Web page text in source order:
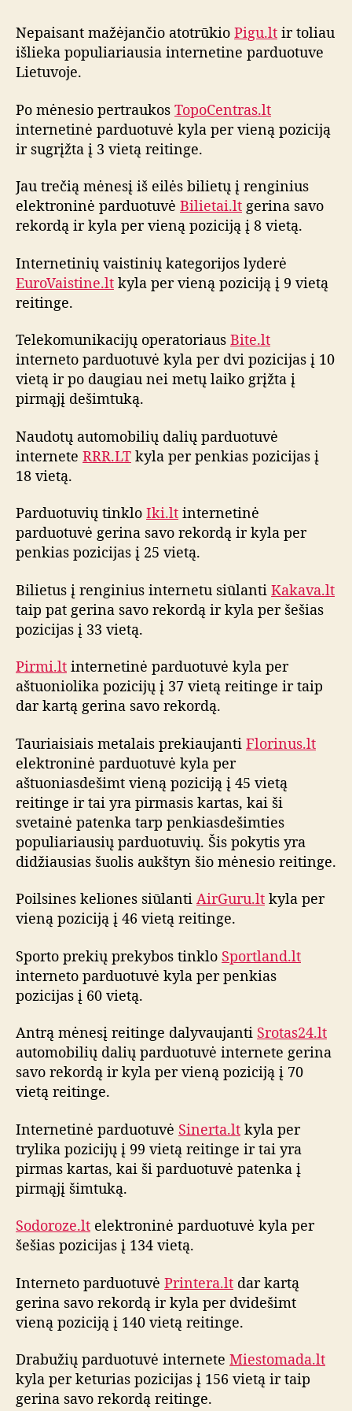
m
ė
i
o
t
e
r
e
t
o
r
d
u
u
v
i
e
i
n
g
o
ž
v
g
a
Nepaisant mažėjančio atotrūkio Pigu.lt ir toliau
išlieka populiariausia internetine parduotuve
Lietuvoje.
Po mėnesio pertraukos TopoCentras.lt
internetinė parduotuvė kyla per vieną poziciją
ir sugrįžta į 3 vietą reitinge.
Jau trečią mėnesį iš eilės bilietų į renginius
elektroninė parduotuvė Bilietai.lt gerina savo
rekordą ir kyla per vieną poziciją į 8 vietą.
Internetinių vaistinių kategorijos lyderė
EuroVaistine.lt kyla per vieną poziciją į 9 vietą
reitinge.
Telekomunikacijų operatoriaus Bite.lt
interneto parduotuvė kyla per dvi pozicijas į 10
vietą ir po daugiau nei metų laiko grįžta į
pirmąjį dešimtuką.
Naudotų automobilių dalių parduotuvė
internete RRR.LT kyla per penkias pozicijas į
18 vietą.
Parduotuvių tinklo Iki.lt internetinė
parduotuvė gerina savo rekordą ir kyla per
penkias pozicijas į 25 vietą.
Bilietus į renginius internetu siūlanti Kakava.lt
taip pat gerina savo rekordą ir kyla per šešias
pozicijas į 33 vietą.
Pirmi.lt internetinė parduotuvė kyla per
aštuoniolika pozicijų į 37 vietą reitinge ir taip
dar kartą gerina savo rekordą.
Tauriaisiais metalais prekiaujanti Florinus.lt
elektroninė parduotuvė kyla per
aštuoniasdešimt vieną poziciją į 45 vietą
reitinge ir tai yra pirmasis kartas, kai ši
svetainė patenka tarp penkiasdešimties
populiariausių parduotuvių. Šis pokytis yra
didžiausias šuolis aukštyn šio mėnesio reitinge.
Poilsines keliones siūlanti AirGuru.lt kyla per
vieną poziciją į 46 vietą reitinge.
Sporto prekių prekybos tinklo Sportland.lt
interneto parduotuvė kyla per penkias
pozicijas į 60 vietą.
Antrą mėnesį reitinge dalyvaujanti Srotas24.lt
automobilių dalių parduotuvė internete gerina
savo rekordą ir kyla per vieną poziciją į 70
vietą reitinge.
Internetinė parduotuvė Sinerta.lt kyla per
trylika pozicijų į 99 vietą reitinge ir tai yra
pirmas kartas, kai ši parduotuvė patenka į
pirmąjį šimtuką.
Sodoroze.lt elektroninė parduotuvė kyla per
šešias pozicijas į 134 vietą.
Interneto parduotuvė Printera.lt dar kartą
gerina savo rekordą ir kyla per dvidešimt
vieną poziciją į 140 vietą reitinge.
Drabužių parduotuvė internete Miestomada.lt
kyla per keturias pozicijas į 156 vietą ir taip
gerina savo rekordą reitinge.